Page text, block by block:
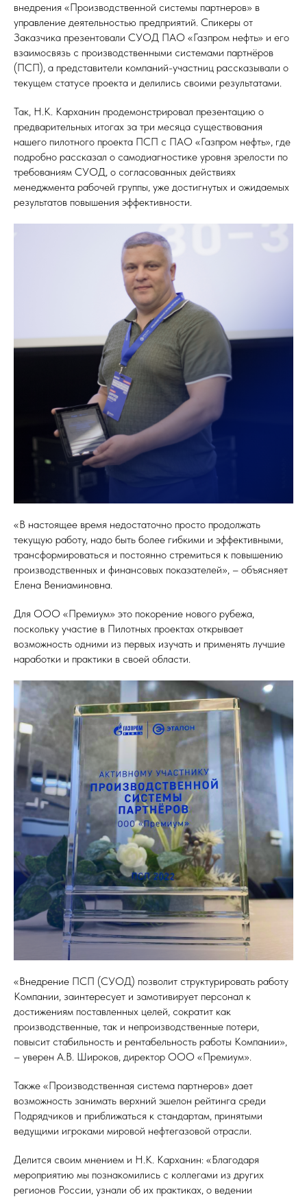
внедрения «Производственной системы партнеров» в
управление деятельностью предприятий. Спикеры от
Заказчика презентовали СУОД ПАО «Газпром нефть» и его
взаимосвязь с производственными системами партнёров
(ПСП), а представители компаний-участниц рассказывали о
текущем статусе проекта и делились своими результатами.
Так, Н.К. Карханин продемонстрировал презентацию о
предварительных итогах за три месяца существования
нашего пилотного проекта ПСП с ПАО «Газпром нефть», где
подробно рассказал о самодиагностике уровня зрелости по
требованиям СУОД, о согласованных действиях
менеджмента рабочей группы, уже достигнутых и ожидаемых
результатов повышения эффективности.
«В настоящее время недостаточно просто продолжать
текущую работу, надо быть более гибкими и эффективными,
трансформироваться и постоянно стремиться к повышению
производственных и финансовых показателей», – объясняет
Елена Вениаминовна.
Для ООО «Премиум» это покорение нового рубежа,
поскольку участие в Пилотных проектах открывает
возможность одними из первых изучать и применять лучшие
наработки и практики в своей области.
«Внедрение ПСП (СУОД) позволит структурировать работу
Компании, заинтересует и замотивирует персонал к
достижениям поставленных целей, сократит как
производственные, так и непроизводственные потери,
повысит стабильность и рентабельность работы Компании»,
– уверен А.В. Широков, директор ООО «Премиум».
Также «Производственная система партнеров» дает
возможность занимать верхний эшелон рейтинга среди
Подрядчиков и приближаться к стандартам, принятыми
ведущими игроками мировой нефтегазовой отрасли.
Делится своим мнением и Н.К. Карханин: «Благодаря
мероприятию мы познакомились с коллегами из других
регионов России, узнали об их практиках, о ведении